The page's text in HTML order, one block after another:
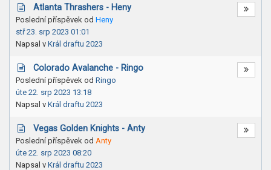
Atlanta Thrashers - Heny
Poslední příspěvek od Heny
stř 23. srp 2023 01:01
Napsal v Král draftu 2023
Colorado Avalanche - Ringo
Poslední příspěvek od Ringo
úte 22. srp 2023 13:18
Napsal v Král draftu 2023
Vegas Golden Knights - Anty
Poslední příspěvek od Anty
úte 22. srp 2023 08:20
Napsal v Král draftu 2023